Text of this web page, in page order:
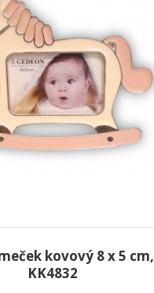
kovový 8 x 5 cm,
KK4832